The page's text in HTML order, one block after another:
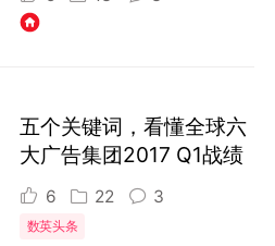
五个关键词，看懂全球六
大广告集团2017 Q1战绩
6 22 3
数英头条